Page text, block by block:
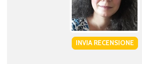
INVIA RECENSIONE